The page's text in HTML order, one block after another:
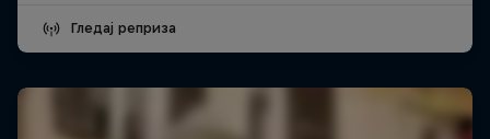
Гледај реприза